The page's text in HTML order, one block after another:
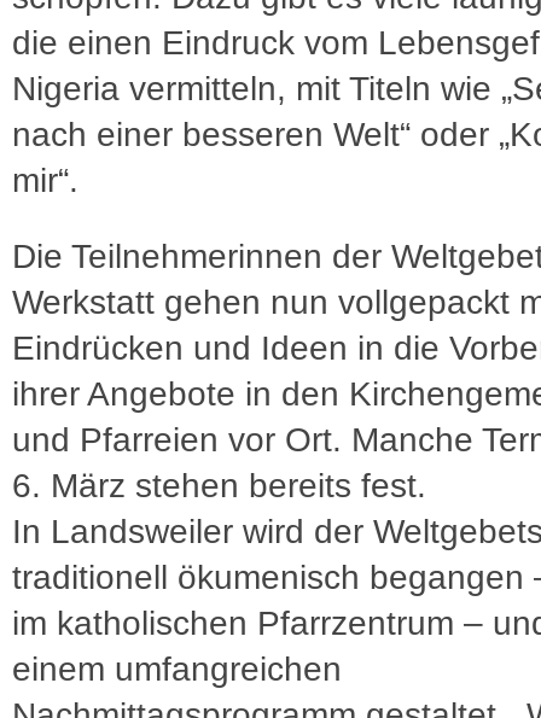
die einen Eindruck vom
Nigeria vermitteln, mit Titeln wie
nach einer besseren Welt“ oder
mir“.
Die Teilnehmerinnen der
Werkstatt gehen nun vollgepackt
Eindrücken und Ideen in die
ihrer Angebote in den
und Pfarreien vor Ort. Manche
6. März stehen bereits fest.
In Landsweiler wird der
traditionell ökumenisch begangen
im katholischen Pfarrzentrum –
einem umfangreichen